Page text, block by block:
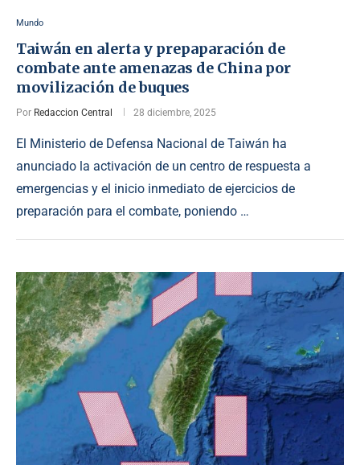
Mundo
Taiwán en alerta y prepaparación de
combate ante amenazas de China por
movilización de buques
Por Redaccion Central 28 diciembre, 2025
El Ministerio de Defensa Nacional de Taiwán ha
anunciado la activación de un centro de respuesta a
emergencias y el inicio inmediato de ejercicios de
preparación para el combate, poniendo …